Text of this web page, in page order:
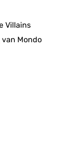
Villains
van Mondo